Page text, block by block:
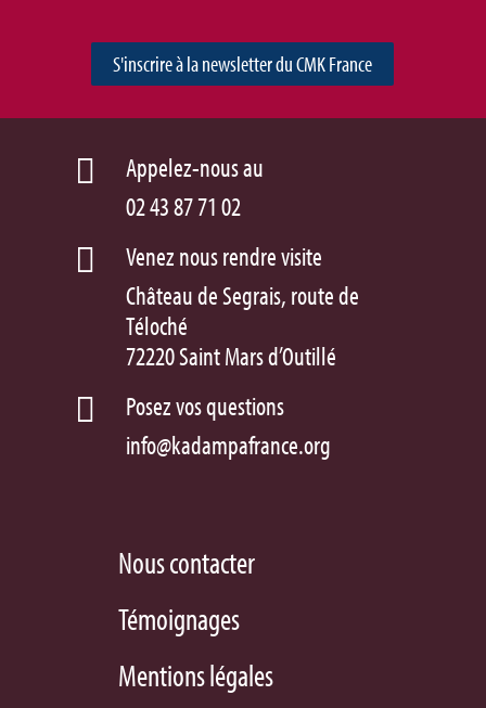
S'inscrire à la newsletter du CMK France

Appelez-nous au
02 43 87 71 02

Venez nous rendre visite
Château de Segrais, route de
Téloché
72220 Saint Mars d’Outillé

Posez vos questions
info@kadampafrance.org
Nous contacter
Témoignages
Mentions légales